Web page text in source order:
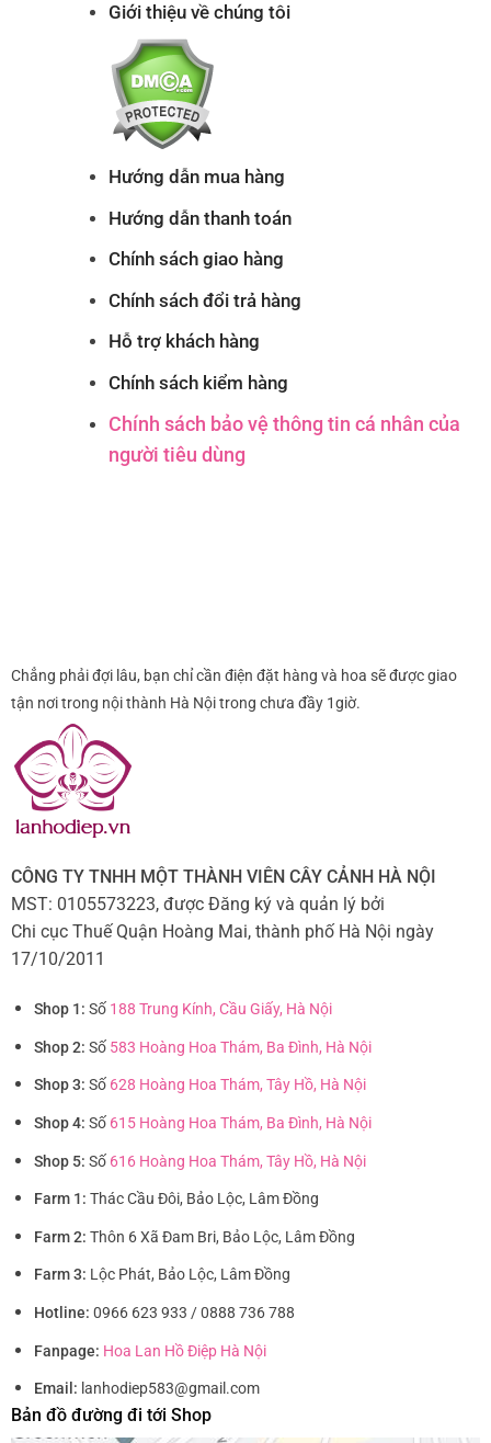
Giới thiệu về chúng tôi
Hướng dẫn mua hàng
Hướng dẫn thanh toán
Chính sách giao hàng
Chính sách đổi trả hàng
Hỗ trợ khách hàng
Chính sách kiểm hàng
Chính sách bảo vệ thông tin cá nhân của
người tiêu dùng
Chẳng phải đợi lâu, bạn chỉ cần điện đặt hàng và hoa sẽ được giao
tận nơi trong nội thành Hà Nội trong chưa đầy 1giờ.
CÔNG TY TNHH MỘT THÀNH VIÊN CÂY CẢNH HÀ NỘI
MST: 0105573223, được Đăng ký và quản lý bởi
Chi cục Thuế Quận Hoàng Mai, thành phố Hà Nội ngày
17/10/2011
Shop 1: Số 188 Trung Kính, Cầu Giấy, Hà Nội
Shop 2: Số 583 Hoàng Hoa Thám, Ba Đình, Hà Nội
Shop 3: Số 628 Hoàng Hoa Thám, Tây Hồ, Hà Nội
Shop 4: Số 615 Hoàng Hoa Thám, Ba Đình, Hà Nội
Shop 5: Số 616 Hoàng Hoa Thám, Tây Hồ, Hà Nội
Farm 1: Thác Cầu Đôi, Bảo Lộc, Lâm Đồng
Farm 2: Thôn 6 Xã Đam Bri, Bảo Lộc, Lâm Đồng
Farm 3: Lộc Phát, Bảo Lộc, Lâm Đồng
Hotline: 0966 623 933 / 0888 736 788
Fanpage: Hoa Lan Hồ Điệp Hà Nội
Email: lanhodiep583@gmail.com
Bản đồ đường đi tới Shop